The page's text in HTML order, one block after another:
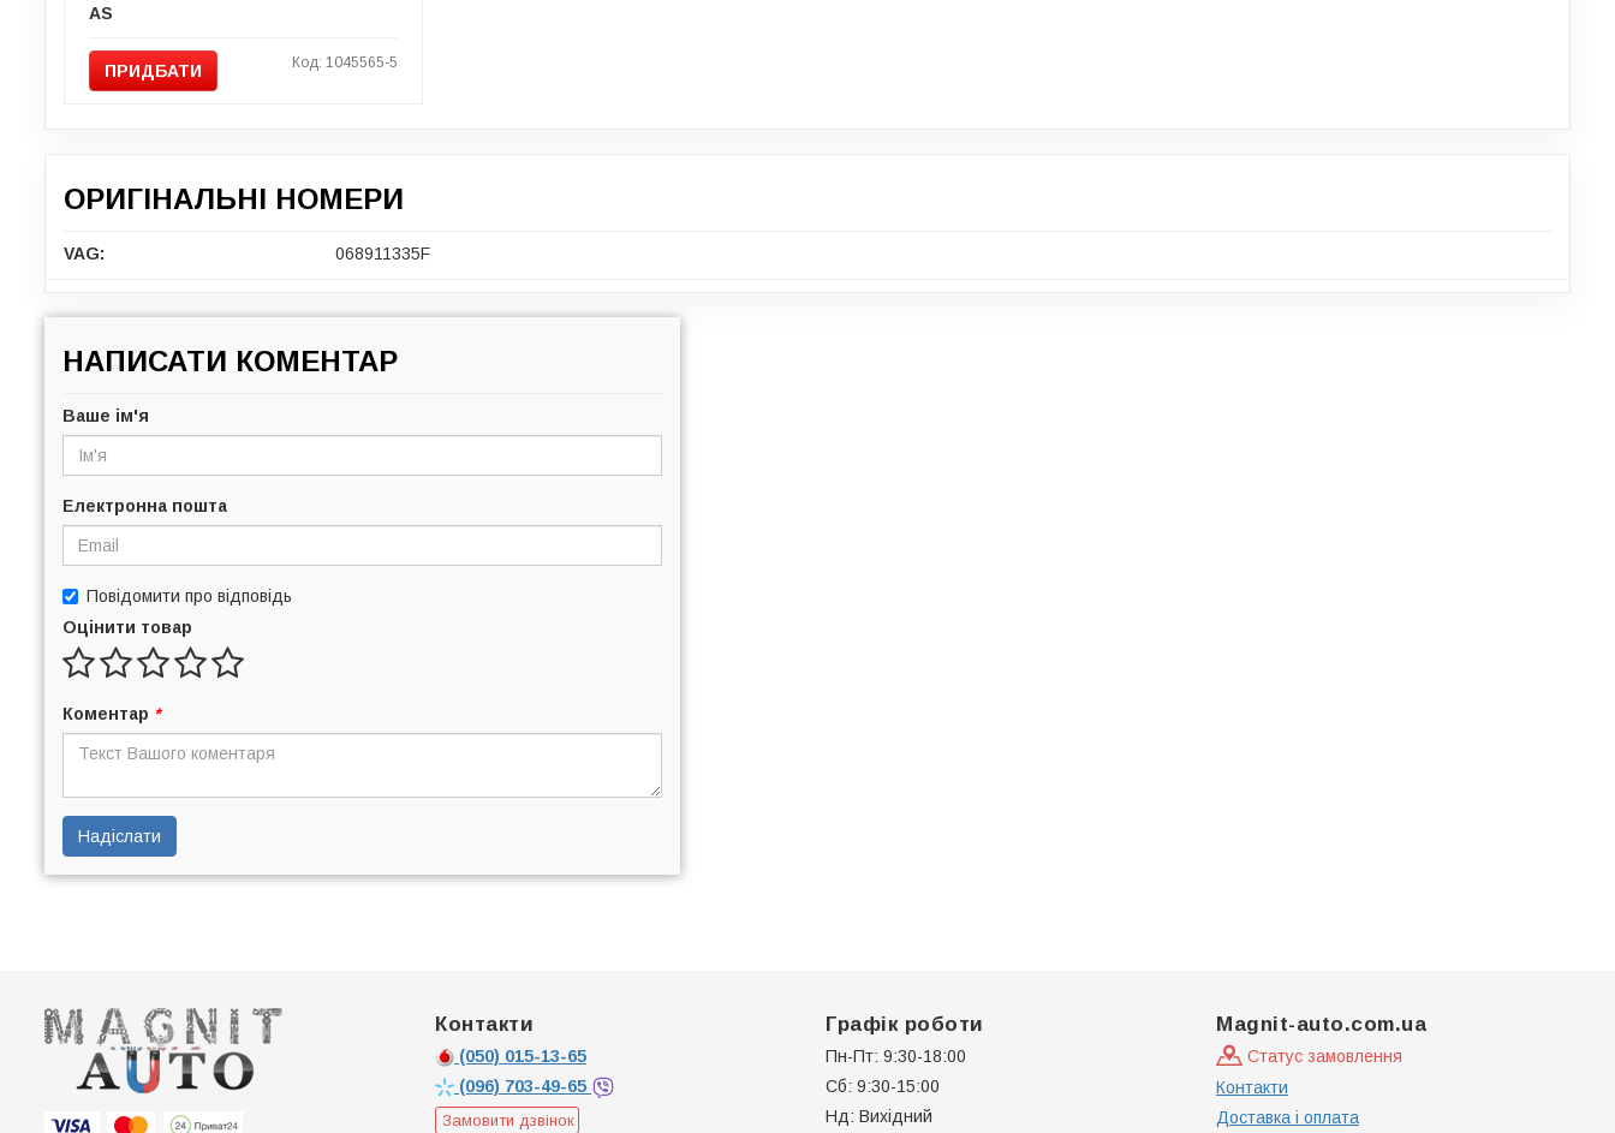
AS
ПРИДБАТИ Код: 1045565-5
ОРИГІНАЛЬНІ НОМЕРИ
VAG: 068911335F
НАПИСАТИ КОМЕНТАР
Ваше ім'я
Електронна пошта
Повідомити про відповідь
Оцінити товар
Коментар *
Надіслати
Контакти
(050) 015-13-65
(096) 703-49-65
Замовити дзвінок
Графік роботи
Пн-Пт: 9:30-18:00
Сб: 9:30-15:00
Нд: Вихідний
Magnit-auto.com.ua
Статус замовлення
Контакти
Доставка і оплата